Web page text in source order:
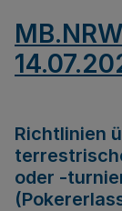
Richtlinien
oder -